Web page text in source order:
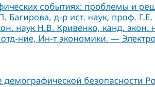
событиях: проблемы и
Багирова, д-р ист. наук, проф.
наук Н.В. Кривенко, канд. экон.
ние, Ин-т экономики. —
демографической безопасности